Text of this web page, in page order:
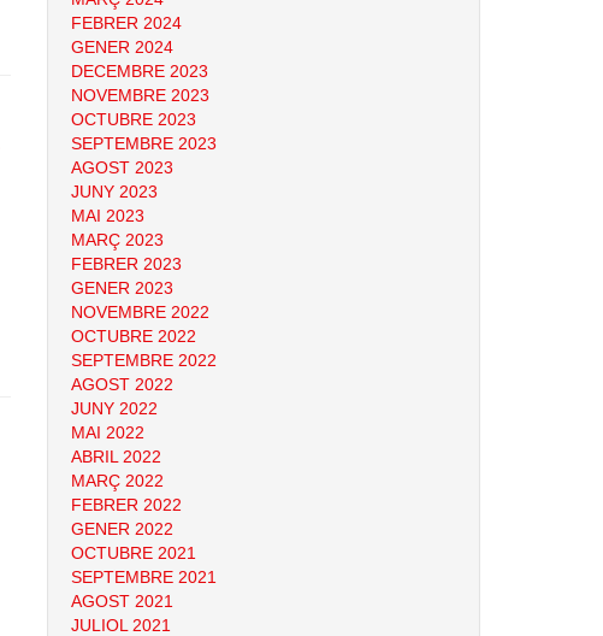
FEBRER 2024
GENER 2024
DECEMBRE 2023
NOVEMBRE 2023
OCTUBRE 2023
SEPTEMBRE 2023
AGOST 2023
JUNY 2023
MAI 2023
MARÇ 2023
FEBRER 2023
GENER 2023
NOVEMBRE 2022
OCTUBRE 2022
SEPTEMBRE 2022
AGOST 2022
JUNY 2022
MAI 2022
ABRIL 2022
MARÇ 2022
FEBRER 2022
GENER 2022
OCTUBRE 2021
SEPTEMBRE 2021
AGOST 2021
JULIOL 2021